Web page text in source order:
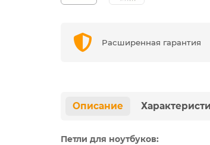
Расширенная гарантия
Описание
Петли для ноутбуков: